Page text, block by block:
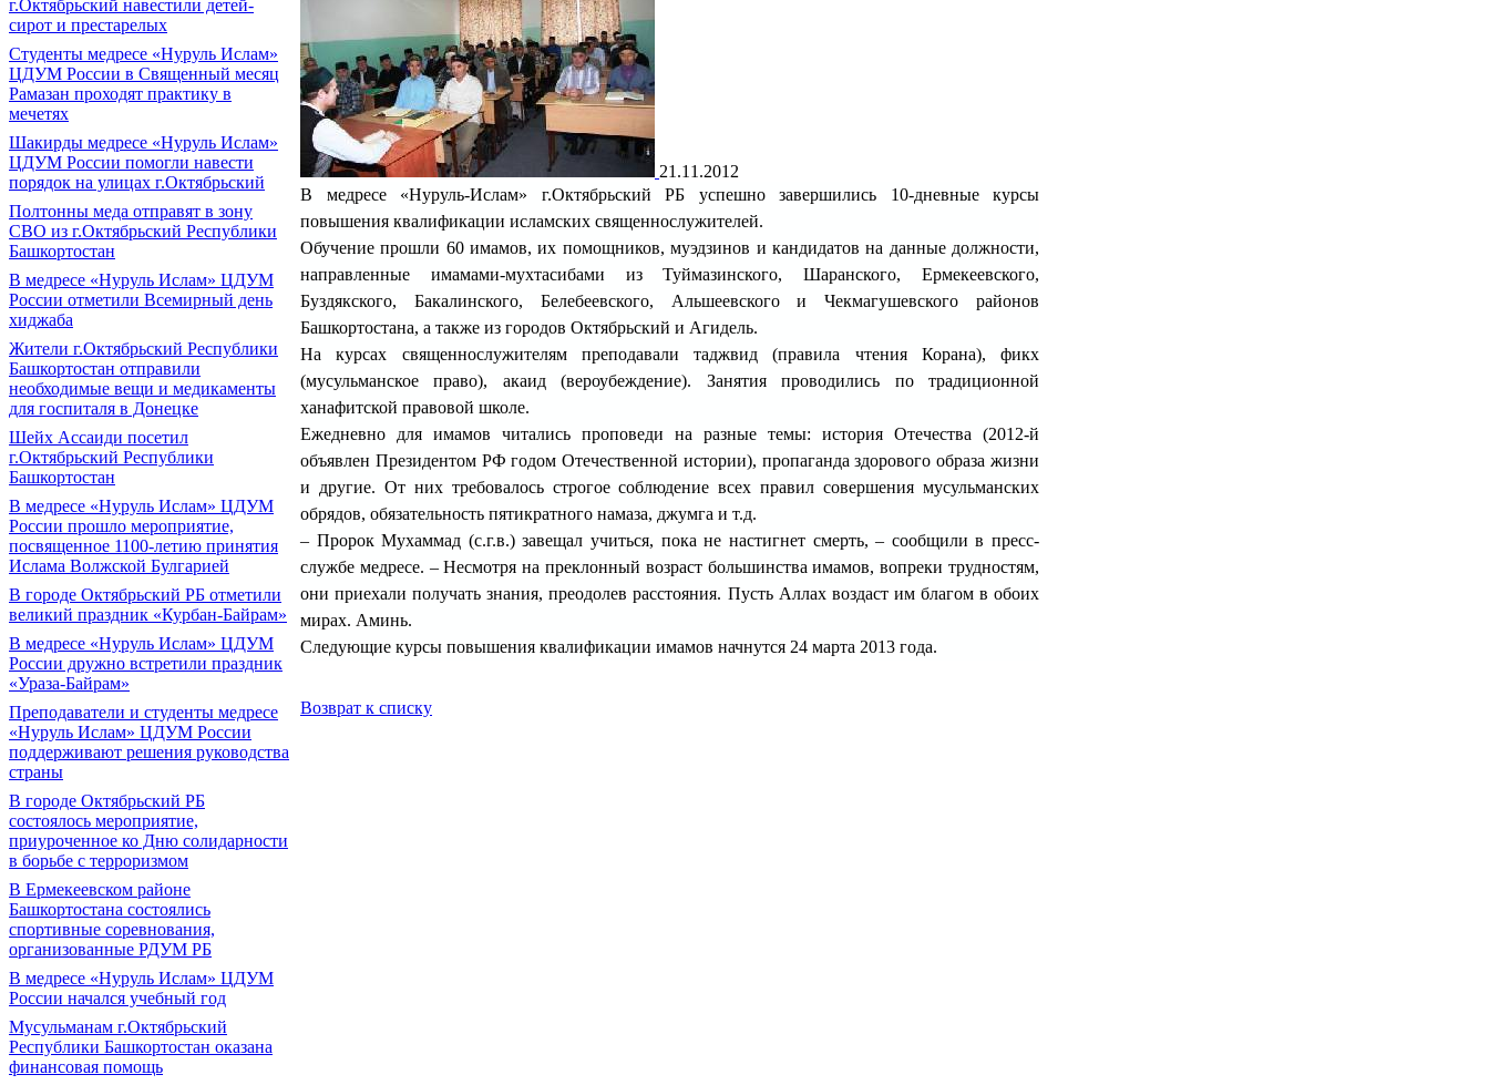
г.Октябрьский навестили детей-
сирот и престарелых
Cтуденты медресе «Нуруль Ислам»
ЦДУМ России в Священный месяц
Рамазан проходят практику в
мечетях
Шакирды медресе «Нуруль Ислам»
ЦДУМ России помогли навести
порядок на улицах г.Октябрьский
Полтонны меда отправят в зону
СВО из г.Октябрьский Республики
Башкортостан
В медресе «Нуруль Ислам» ЦДУМ
России отметили Всемирный день
хиджаба
Жители г.Октябрьский Республики
Башкортостан отправили
необходимые вещи и медикаменты
для госпиталя в Донецке
Шейх Ассаиди посетил
г.Октябрьский Республики
Башкортостан
В медресе «Нуруль Ислам» ЦДУМ
России прошло мероприятие,
посвященное 1100-летию принятия
Ислама Волжской Булгарией
В городе Октябрьский РБ отметили
великий праздник «Курбан-Байрам»
В медресе «Нуруль Ислам» ЦДУМ
России дружно встретили праздник
«Ураза-Байрам»
Преподаватели и студенты медресе
«Нуруль Ислам» ЦДУМ России
поддерживают решения руководства
страны
В городе Октябрьский РБ
состоялось мероприятие,
приуроченное ко Дню солидарности
в борьбе с терроризмом
В Ермекеевском районе
Башкортостана состоялись
спортивные соревнования,
организованные РДУМ РБ
В медресе «Нуруль Ислам» ЦДУМ
России начался учебный год
Мусульманам г.Октябрьский
Республики Башкортостан оказана
финансовая помощь
21.11.2012
В медресе «Нуруль-Ислам» г.Октябрьский РБ успешно завершились 10-дневные курсы
повышения квалификации исламских священнослужителей.
Обучение прошли 60 имамов, их помощников, муэдзинов и кандидатов на данные должности,
направленные имамами-мухтасибами из Туймазинского, Шаранского, Ермекеевского,
Буздякского, Бакалинского, Белебеевского, Альшеевского и Чекмагушевского районов
Башкортостана, а также из городов Октябрьский и Агидель.
На курсах священнослужителям преподавали таджвид (правила чтения Корана), фикх
(мусульманское право), акаид (вероубеждение). Занятия проводились по традиционной
ханафитской правовой школе.
Ежедневно для имамов читались проповеди на разные темы: история Отечества (2012-й
объявлен Президентом РФ годом Отечественной истории), пропаганда здорового образа жизни
и другие. От них требовалось строгое соблюдение всех правил совершения мусульманских
обрядов, обязательность пятикратного намаза, джумга и т.д.
– Пророк Мухаммад (с.г.в.) завещал учиться, пока не настигнет смерть, – сообщили в пресс-
службе медресе. – Несмотря на преклонный возраст большинства имамов, вопреки трудностям,
они приехали получать знания, преодолев расстояния. Пусть Аллах воздаст им благом в обоих
мирах. Аминь.
Следующие курсы повышения квалификации имамов начнутся 24 марта 2013 года.
Возврат к списку